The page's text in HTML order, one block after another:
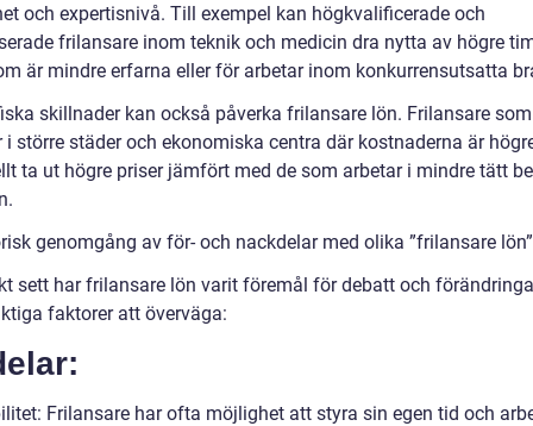
och expertisnivå. Till exempel kan högkvalificerade och
frilansare inom teknik och medicin dra nytta av högre
är mindre erfarna eller för arbetar inom konkurrensutsatta
skillnader kan också påverka frilansare lön. Frilansare som
i större städer och ekonomiska centra där kostnaderna är
ta ut högre priser jämfört med de som arbetar i mindre tätt
genomgång av för- och nackdelar med olika ”frilansare lön”
sett har frilansare lön varit föremål för debatt och
faktorer att överväga:
Frilansare har ofta möjlighet att styra sin egen tid och